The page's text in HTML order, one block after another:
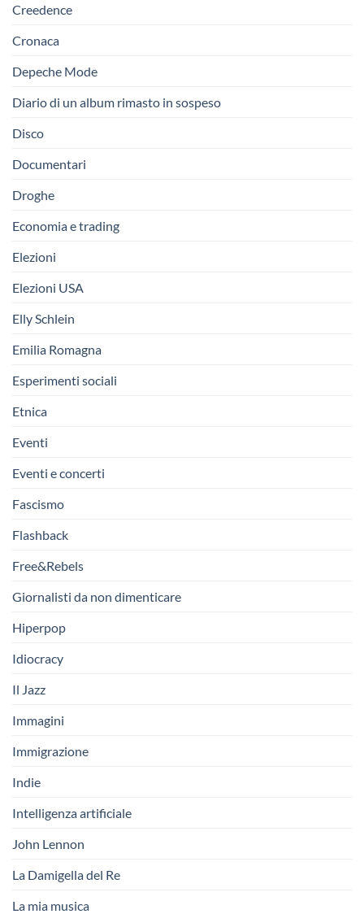
Creedence
Cronaca
Depeche Mode
Diario di un album rimasto in sospeso
Disco
Documentari
Droghe
Economia e trading
Elezioni
Elezioni USA
Elly Schlein
Emilia Romagna
Esperimenti sociali
Etnica
Eventi
Eventi e concerti
Fascismo
Flashback
Free&Rebels
Giornalisti da non dimenticare
Hiperpop
Idiocracy
Il Jazz
Immagini
Immigrazione
Indie
Intelligenza artificiale
John Lennon
La Damigella del Re
La mia musica